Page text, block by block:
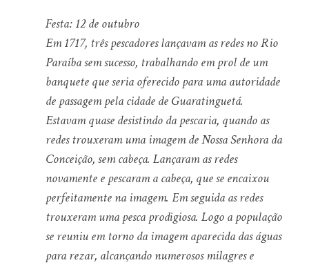
Festa: 12 de outubro
Em 1717, três pescadores lançavam as redes no Rio
Paraíba sem sucesso, trabalhando em prol de um
banquete que seria oferecido para uma autoridade
de passagem pela cidade de Guaratinguetá.
Estavam quase desistindo da pescaria, quando as
redes trouxeram uma imagem de Nossa Senhora da
Conceição, sem cabeça. Lançaram as redes
novamente e pescaram a cabeça, que se encaixou
perfeitamente na imagem. Em seguida as redes
trouxeram uma pesca prodigiosa. Logo a população
se reuniu em torno da imagem aparecida das águas
para rezar, alcançando numerosos milagres e